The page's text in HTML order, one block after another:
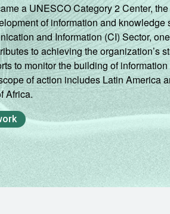
- out/nov 2009
a UNESCO Category 2 Center,
of information and knowledge
and Information (CI) Sector,
to achieving the organization’s
to monitor the building of
of action includes Latin America
Africa.